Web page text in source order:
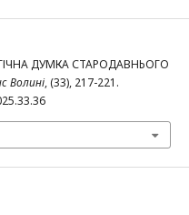
ДУМКА СТАРОДАВНЬОГО
Волині, (33), 217-221.